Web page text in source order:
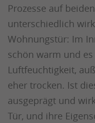
Prozesse auf
unterschiedlich
Wohnungstür: Im
schön warm und
Luftfeuchtigkeit,
eher trocken. Ist
ausgeprägt und
Tür, und ihre